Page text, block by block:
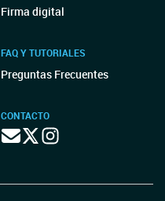
Firma digital
FAQ Y TUTORIALES
Preguntas Frecuentes
CONTACTO